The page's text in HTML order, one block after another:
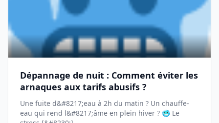
Dépannage de nuit : Comment éviter les
arnaques aux tarifs abusifs ?
Une fuite d&#8217;eau à 2h du matin ? Un chauffe-
eau qui rend l&#8217;âme en plein hiver ? 🥶 Le